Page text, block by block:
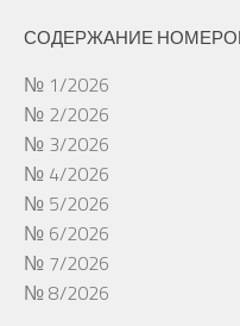
СОДЕРЖАНИЕ НОМЕРОВ
№ 1/2026
№ 2/2026
№ 3/2026
№ 4/2026
№ 5/2026
№ 6/2026
№ 7/2026
№ 8/2026